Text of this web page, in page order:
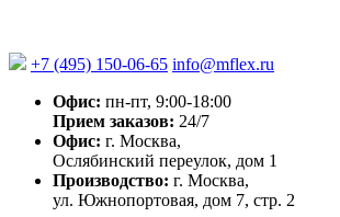
+7 (495) 150-06-65 info@mflex.ru
Офис: пн-пт, 9:00-18:00
Прием заказов: 24/7
Офис: г. Москва,
Ослябинский переулок, дом 1
Производство: г. Москва,
ул. Южнопортовая, дом 7, стр. 2